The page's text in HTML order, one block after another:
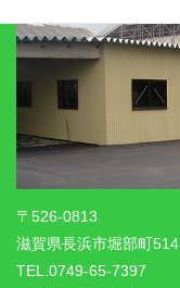
〒526-0813
滋賀県長浜市堀部町514
TEL.0749-65-7397